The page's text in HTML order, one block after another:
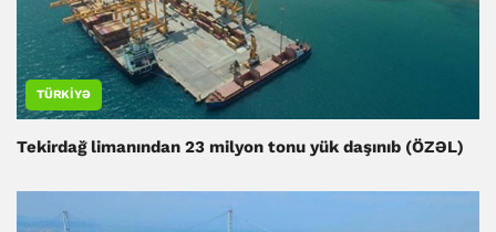
TÜRKIYƏ
Tekirdağ limanından 23 milyon tonu yük daşınıb (ÖZƏL)